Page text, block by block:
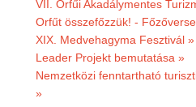
VII. Orfűi Akadálymentes
Orfűt összefőzzük! -
XIX. Medvehagyma Fesztivál »
Leader Projekt bemutatása »
Nemzetközi fenntartható
»